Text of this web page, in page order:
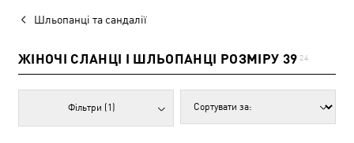
Шльопанці та сандалії
ЖІНОЧІ СЛАНЦІ І ШЛЬОПАНЦІ РОЗМІРУ 39 24
Фільтри (1)